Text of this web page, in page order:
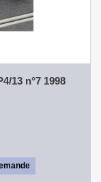
13 n°7 1998